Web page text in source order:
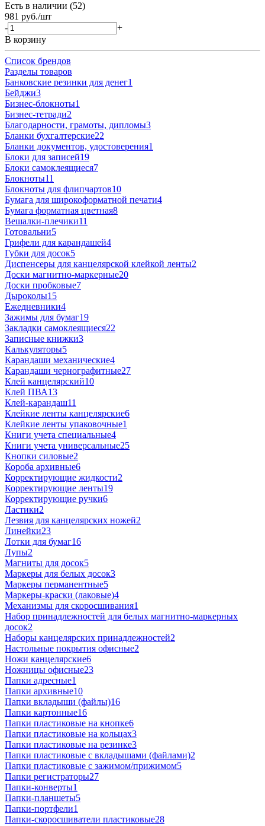
Есть в наличии (52)
981 руб./шт
-
+
В корзину
Список брендов
Разделы товаров
Банковские резинки для денег1
Бейджи3
Бизнес-блокноты1
Бизнес-тетради2
Благодарности, грамоты, дипломы3
Бланки бухгалтерские22
Бланки документов, удостоверения1
Блоки для записей19
Блоки самоклеящиеся7
Блокноты11
Блокноты для флипчартов10
Бумага для широкоформатной печати4
Бумага форматная цветная8
Вешалки-плечики11
Готовальни5
Грифели для карандашей4
Губки для досок5
Диспенсеры для канцелярской клейкой ленты2
Доски магнитно-маркерные20
Доски пробковые7
Дыроколы15
Ежедневники4
Зажимы для бумаг19
Закладки самоклеящиеся22
Записные книжки3
Калькуляторы5
Карандаши механические4
Карандаши чернографитные27
Клей канцелярский10
Клей ПВА13
Клей-карандаш11
Клейкие ленты канцелярские6
Клейкие ленты упаковочные1
Книги учета специальные4
Книги учета универсальные25
Кнопки силовые2
Короба архивные6
Корректирующие жидкости2
Корректирующие ленты19
Корректирующие ручки6
Ластики2
Лезвия для канцелярских ножей2
Линейки23
Лотки для бумаг16
Лупы2
Магниты для досок5
Маркеры для белых досок3
Маркеры перманентные5
Маркеры-краски (лаковые)4
Механизмы для скоросшивания1
Набор принадлежностей для белых магнитно-маркерных
досок2
Наборы канцелярских принадлежностей2
Настольные покрытия офисные2
Ножи канцелярские6
Ножницы офисные23
Папки адресные1
Папки архивные10
Папки вкладыши (файлы)16
Папки картонные16
Папки пластиковые на кнопке6
Папки пластиковые на кольцах3
Папки пластиковые на резинке3
Папки пластиковые с вкладышами (файлами)2
Папки пластиковые с зажимом/прижимом5
Папки регистраторы27
Папки-конверты1
Папки-планшеты5
Папки-портфели1
Папки-скоросшиватели пластиковые28